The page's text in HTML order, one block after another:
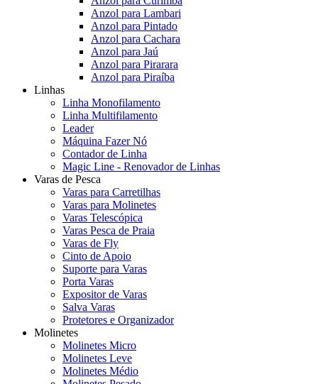
Anzol para Lambari
Anzol para Pintado
Anzol para Cachara
Anzol para Jaú
Anzol para Pirarara
Anzol para Piraíba
Linhas
Linha Monofilamento
Linha Multifilamento
Leader
Máquina Fazer Nó
Contador de Linha
Magic Line - Renovador de Linhas
Varas de Pesca
Varas para Carretilhas
Varas para Molinetes
Varas Telescópica
Varas Pesca de Praia
Varas de Fly
Cinto de Apoio
Suporte para Varas
Porta Varas
Expositor de Varas
Salva Varas
Protetores e Organizador
Molinetes
Molinetes Micro
Molinetes Leve
Molinetes Médio